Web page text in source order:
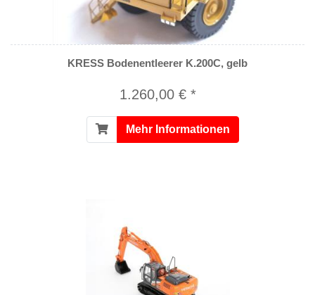
KRESS Bodenentleerer K.200C, gelb
1.260,00 € *
Mehr Informationen